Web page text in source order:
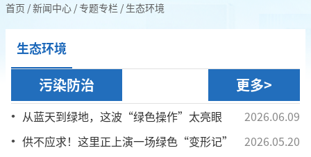
首页 /新闻中心 /专题专栏 / 生态环境
生态环境
污染防治 更多>
2026.06.09
从蓝天到绿地，这波“绿色操作”太亮眼
2026.05.20
供不应求！这里正上演一场绿色“变形记”